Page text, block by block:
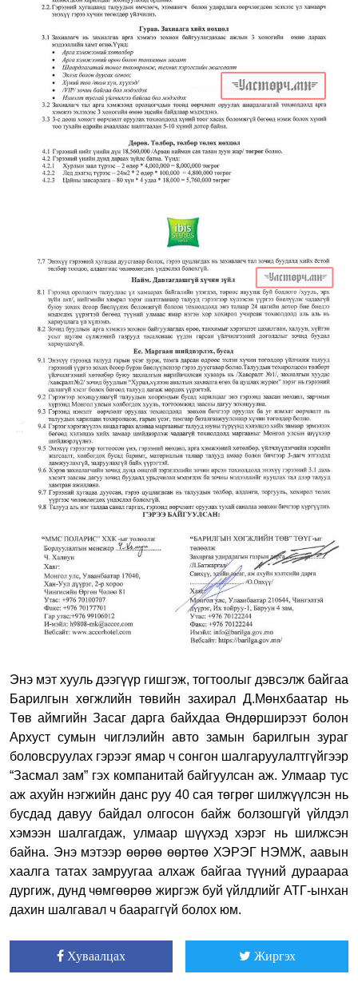
Энэ мэт хууль дээгүүр гишгэж, тогтоолыг дэвсэлж байгаа
Барилгын хөгжлийн төвийн захирал Д.Мөнхбаатар нь
Төв аймгийн Засаг дарга байхдаа Өндөрширээт болон
Архуст сумын чиглэлийн авто замын барилгын зураг
боловсруулах гэрээг ямар ч сонгон шалгаруулалтгүйгээр
“Засмал зам” гэх компанитай байгуулсан аж. Улмаар тус
аж ахуйн нэгжийн данс руу 40 сая төгрөг шилжүүлсэн нь
бусдад давуу байдал олгосон байж болзошгүй үйлдэл
хэмээн шалгагдаж, улмаар шүүхэд хэрэг нь шилжсэн
байна. Энэ мэтээр өөрөө өөртөө ХЭРЭГ НЭМЖ, аавын
хаалга татах замруугаа алхаж байгаа түүний дураараа
дургиж, дунд чөмгөөрөө жиргэж буй үйлдлийг АТГ-ынхан
дахин шалгавал ч баараггүй болох юм.
Хуваалцах Жиргэх